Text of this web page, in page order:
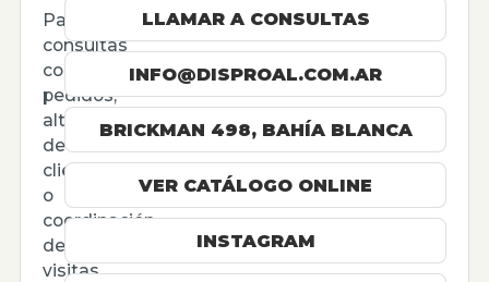
Para
consultas
comerciales,
pedidos,
altas
de
cliente
o
coordinación
de
visitas,
LLAMAR A CONSULTAS
INFO@DISPROAL.COM.AR
BRICKMAN 498, BAHÍA BLANCA
VER CATÁLOGO ONLINE
INSTAGRAM